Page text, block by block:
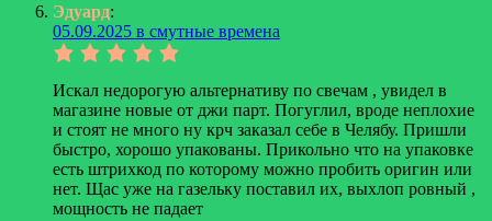
Эдуард:
05.09.2025 в смутные времена
Искал недорогую альтернативу по свечам , увидел в
магазине новые от джи парт. Погуглил, вроде неплохие
и стоят не много ну крч заказал себе в Челябу. Пришли
быстро, хорошо упакованы. Прикольно что на упаковке
есть штрихкод по которому можно пробить оригин или
нет. Щас уже на газельку поставил их, выхлоп ровный ,
мощность не падает